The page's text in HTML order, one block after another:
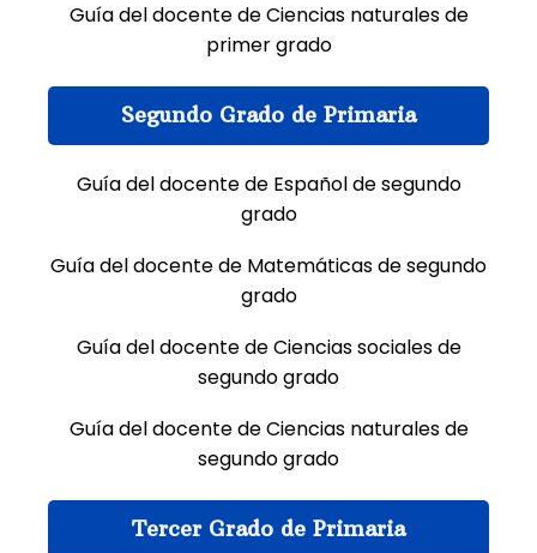
Guía del docente de Ciencias naturales de
primer grado
Segundo Grado de Primaria
Guía del docente de Español de segundo
grado
Guía del docente de Matemáticas de segundo
grado
Guía del docente de Ciencias sociales de
segundo grado
Guía del docente de Ciencias naturales de
segundo grado
Tercer Grado de Primaria